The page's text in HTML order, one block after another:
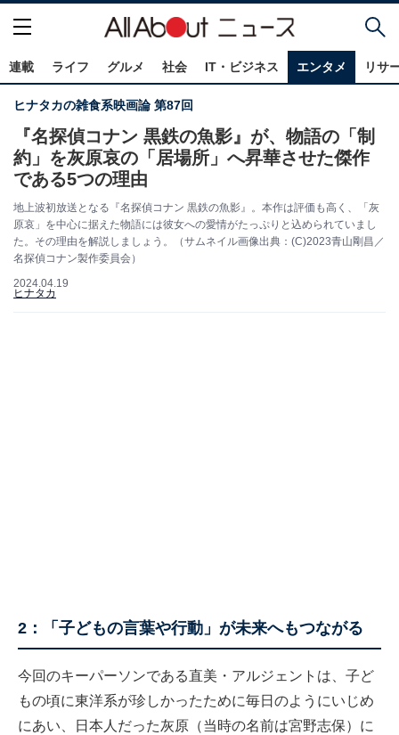
連載 ライフ グルメ 社会 IT・ビジネス エンタメ リサ
ヒナタカの雑食系映画論 第87回
『名探偵コナン 黒鉄の魚影』が、物語の「制
約」を灰原哀の「居場所」へ昇華させた傑作
である5つの理由
地上波初放送となる『名探偵コナン 黒鉄の魚影』。本作は評価も高く、「灰
原哀」を中心に据えた物語には彼女への愛情がたっぷりと込められていまし
た。その理由を解説しましょう。（サムネイル画像出典：(C)2023青山剛昌／
名探偵コナン製作委員会）
2024.04.19
ヒナタカ
2：「子どもの言葉や行動」が未来へもつながる
今回のキーパーソンである直美・アルジェントは、子ど
もの頃に東洋系が珍しかったために毎日のようにいじめ
にあい、日本人だった灰原（当時の名前は宮野志保）に